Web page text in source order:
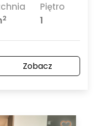
2
Piętro
1
Zobacz